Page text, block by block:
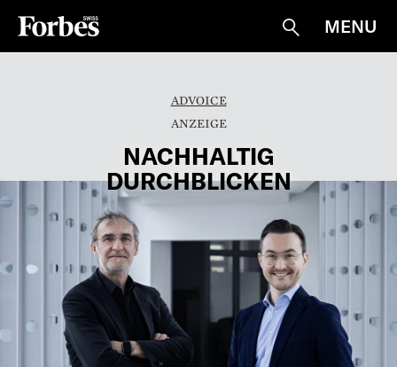
Suche
MENU
ADVOICE
NACHHALTIG
DURCHBLICKEN